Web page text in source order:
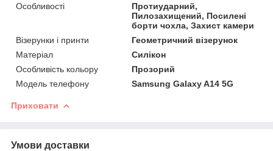
Особливості
Протиударний,
Пилозахищений, Посилені
борти чохла, Захист камери
Візерунки і принти
Геометричний візерунок
Матеріал
Силікон
Особливість кольору
Прозорий
Модель телефону
Samsung Galaxy A14 5G
Приховати
Умови доставки